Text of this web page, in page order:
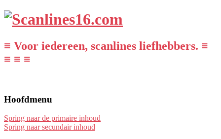
≡ Voor iedereen, scanlines liefhebbers. ≡
≡ ≡ ≡
Hoofdmenu
Spring naar de primaire inhoud
Spring naar secundair inhoud